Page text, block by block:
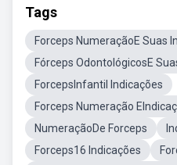
Tags
Forceps NumeraçãoE Suas
Fórceps OdontológicosE
ForcepsInfantil Indicações
Forceps Numeração
NumeraçãoDe Forceps
Forceps16 Indicações